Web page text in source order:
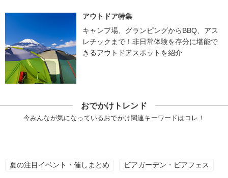
アウトドア特集
キャンプ場、グランピングからBBQ、アス
レチックまで！非日常体験を存分に堪能で
きるアウトドアスポットを紹介
おでかけトレンド
今みんなが気になっているおでかけ関連キーワードはコレ！
夏の注目イベント・催しまとめ ビアガーデン・ビアフェス